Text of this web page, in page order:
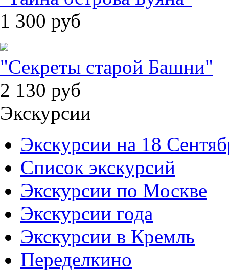
1 300 руб
"Секреты старой Башни"
2 130 руб
Экскурсии
Экскурсии на 18
Список экскурсий
Экскурсии по Москве
Экскурсии года
Экскурсии в Кремль
Переделкино